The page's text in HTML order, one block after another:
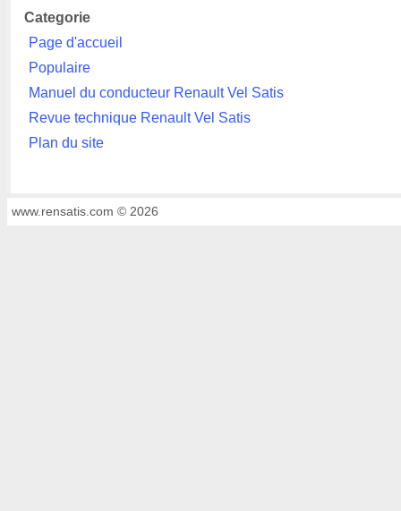
Categorie
Page d'accueil
Populaire
Manuel du conducteur Renault Vel Satis
Revue technique Renault Vel Satis
Plan du site
www.rensatis.com © 2026